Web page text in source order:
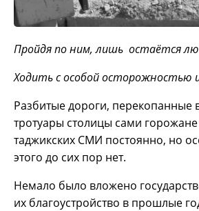
Пройдя по ним, лишь остаётся
Ходить с особой осторожностью
Разбитые дороги, перекопанные
тротуары столицы сами
таджикских СМИ постоянно, но
этого до сих пор нет.
Немало было вложено
их благоустройство в прошлые